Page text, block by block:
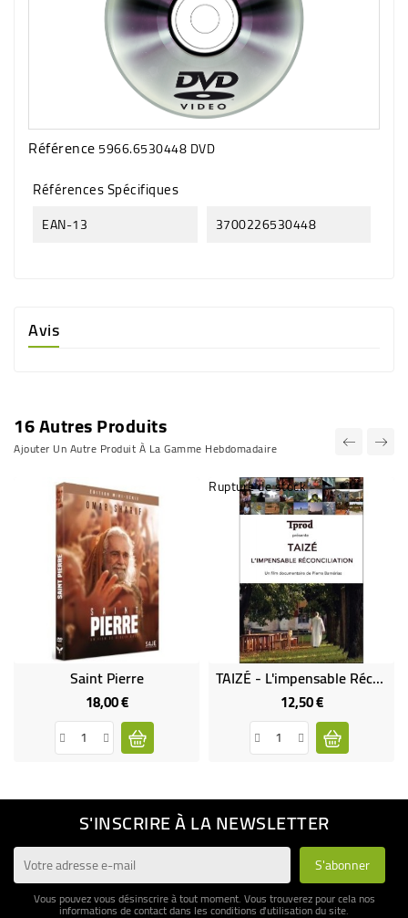
Référence5966.6530448 DVD
Références Spécifiques
EAN-13 3700226530448
Avis
16 Autres Produits
Ajouter Un Autre Produit À La Gamme Hebdomadaire
Saint Pierre
18,00 €Prix
Rupture de stock
TAIZÉ - L'impensable Réconciliation
12,50 €Prix
S'INSCRIRE À LA NEWSLETTER
Vous pouvez vous désinscrire à tout moment. Vous trouverez pour cela nos
informations de contact dans les conditions d'utilisation du site.